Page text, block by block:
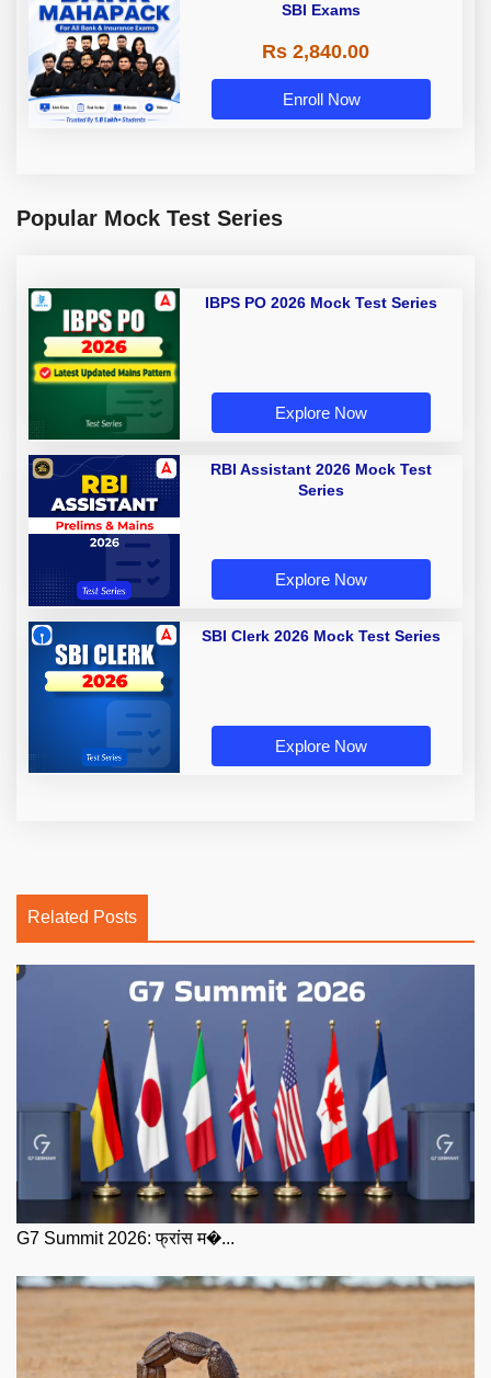
SBI Exams
Rs 2,840.00
Enroll Now
Popular Mock Test Series
IBPS PO 2026 Mock Test Series
Explore Now
RBI Assistant 2026 Mock Test
Series
Explore Now
SBI Clerk 2026 Mock Test Series
Explore Now
Related Posts
G7 Summit 2026: फ्रांस म�...